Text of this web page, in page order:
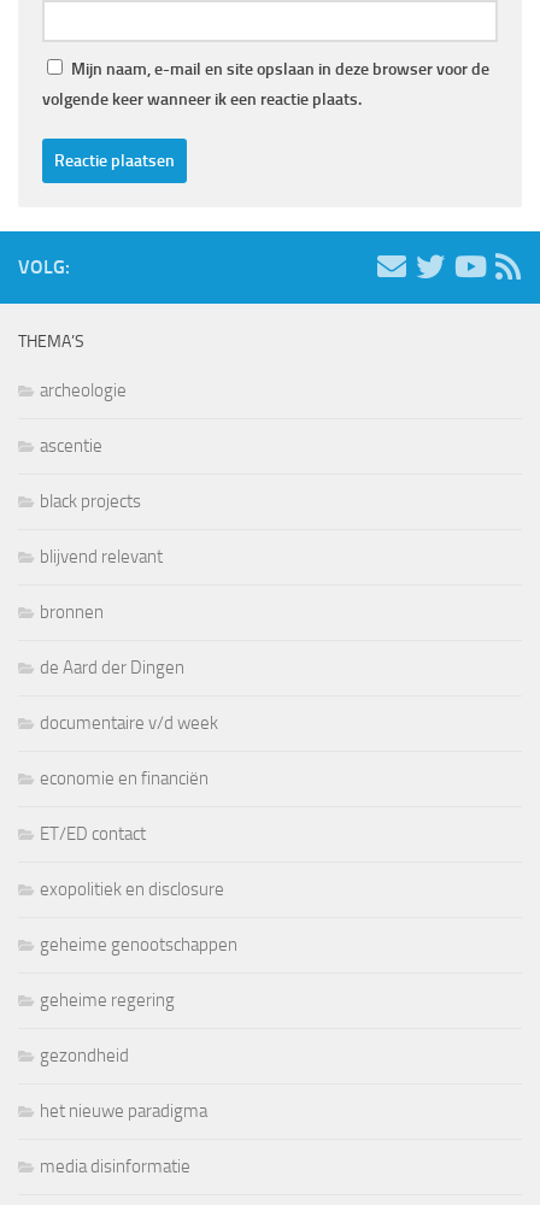
Mijn naam, e-mail en site opslaan in deze browser voor de
volgende keer wanneer ik een reactie plaats.
VOLG:
THEMA’S
archeologie
ascentie
black projects
blijvend relevant
bronnen
de Aard der Dingen
documentaire v/d week
economie en financiën
ET/ED contact
exopolitiek en disclosure
geheime genootschappen
geheime regering
gezondheid
het nieuwe paradigma
media disinformatie